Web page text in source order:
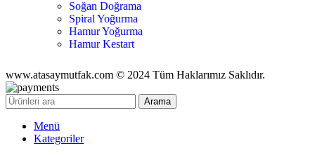
Soğan Doğrama
Spiral Yoğurma
Hamur Yoğurma
Hamur Kestart
www.atasaymutfak.com © 2024 Tüm Haklarımız Saklıdır.
Arama
Menü
Kategoriler